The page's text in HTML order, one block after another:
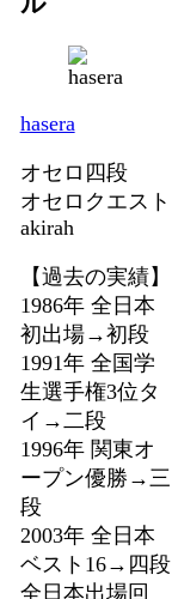
hasera
オセロ四段
オセロクエスト
akirah
【過去の実績】
1986年 全日本
初出場→初段
1991年 全国学
生選手権3位タ
イ→二段
1996年 関東オ
ープン優勝→三
段
2003年 全日本
ベスト16→四段
全日本出場回